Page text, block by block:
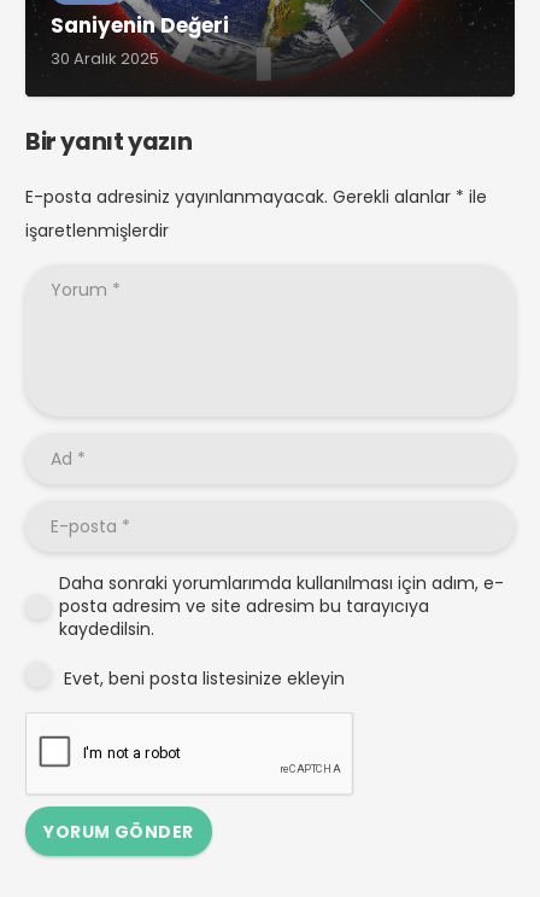
Saniyenin Değeri
30 Aralık 2025
Bir yanıt yazın
E-posta adresiniz yayınlanmayacak. Gerekli alanlar * ile
işaretlenmişlerdir
Daha sonraki yorumlarımda kullanılması için adım, e-
posta adresim ve site adresim bu tarayıcıya
kaydedilsin.
Evet, beni posta listesinize ekleyin
YORUM GÖNDER